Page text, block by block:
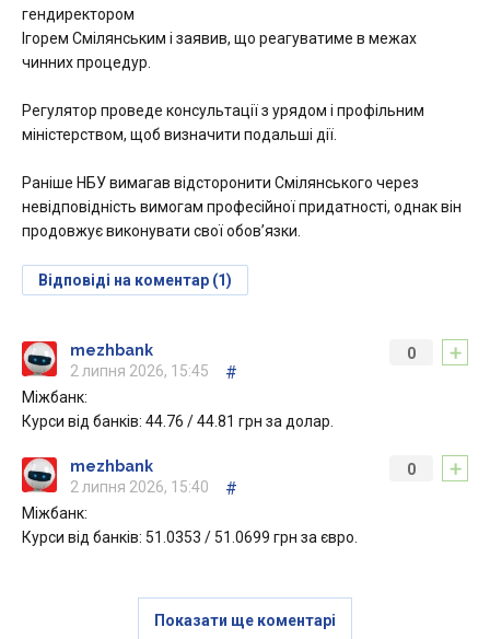
гендиректором
Ігорем Смілянським і заявив, що реагуватиме в межах
чинних процедур.
Регулятор проведе консультації з урядом і профільним
міністерством, щоб визначити подальші дії.
Раніше НБУ вимагав відсторонити Смілянського через
невідповідність вимогам професійної придатності, однак він
продовжує виконувати свої обов’язки.
Відповіді на коментар (1)
+
0
mezhbank
2 липня 2026, 15:45
#
Міжбанк:
Курси від банків: 44.76 / 44.81 грн за долар.
+
0
mezhbank
2 липня 2026, 15:40
#
Міжбанк:
Курси від банків: 51.0353 / 51.0699 грн за євро.
Показати ще коментарі